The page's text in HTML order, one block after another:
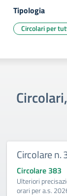
Tipologia
Circolari per
Circolare n.
Circolare 383
Ulteriori
orari per a.s.